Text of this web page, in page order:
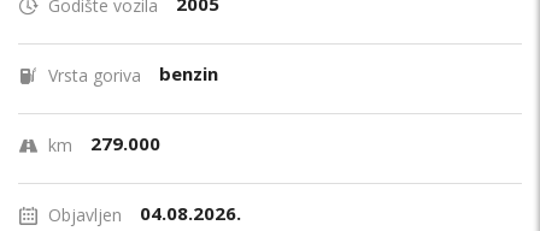
Godište vozila
Vrsta goriva benzin
km 279.000
Objavljen 04.08.2026.